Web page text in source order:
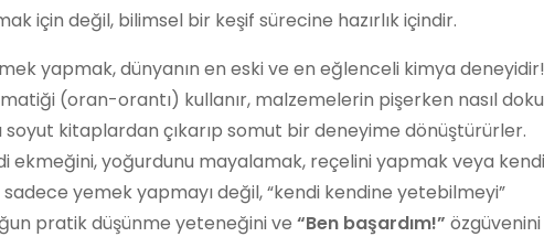
için değil, bilimsel bir keşif sürecine hazırlık içindir.
yapmak, dünyanın en eski ve en eğlenceli kimya deneyidir!
(oran-orantı) kullanır, malzemelerin pişerken nasıl doku
kitaplardan çıkarıp somut bir deneyime dönüştürürler.
ekmeğini, yoğurdunu mayalamak, reçelini yapmak veya kendi
yemek yapmayı değil, “kendi kendine yetebilmeyi”
pratik düşünme yeteneğini ve “Ben başardım!” özgüvenini